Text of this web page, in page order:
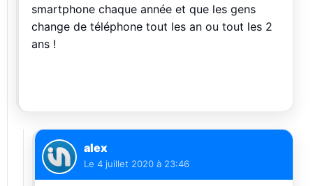
smartphone chaque année et que les gens
change de téléphone tout les an ou tout les 2
ans !
alex
Le 4 juillet 2020 à 23:46